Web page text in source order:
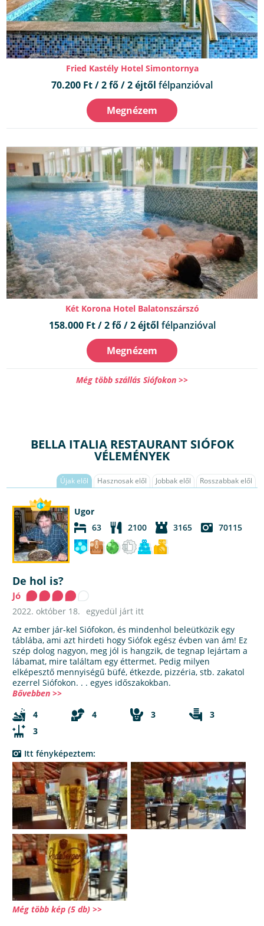
Fried Kastély Hotel Simontornya
70.200 Ft / 2 fő / 2 éjtől félpanzióval
Megnézem
Két Korona Hotel Balatonszárszó
158.000 Ft / 2 fő / 2 éjtől félpanzióval
Megnézem
Még több szállás Siófokon >>
BELLA ITALIA RESTAURANT SIÓFOK
VÉLEMÉNYEK
Újak elől Hasznosak elől Jobbak elől Rosszabbak elől
Ugor
63
2100 3165 70115
De hol is?
Jó
2022. október 18.
egyedül járt itt
Az ember jár-kel Siófokon, és mindenhol beleütközik egy
táblába, ami azt hirdeti hogy Siófok egész évben van ám! Ez
szép dolog nagyon, meg jól is hangzik, de tegnap lejártam a
lábamat, mire találtam egy éttermet. Pedig milyen
elképesztő mennyiségű büfé, étkezde, pizzéria, stb. zakatol
ezerrel Siófokon. . . egyes időszakokban.
Bővebben >>
4
4 3
3
3
Itt fényképeztem:
Még több kép (5 db) >>